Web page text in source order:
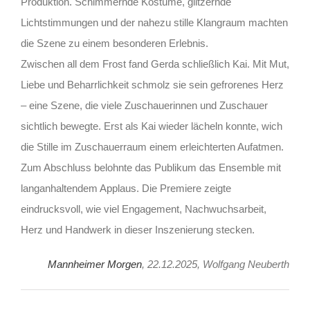
Lichtstimmungen und der nahezu stille Klangraum machten
die Szene zu einem besonderen Erlebnis.
Zwischen all dem Frost fand Gerda schließlich Kai. Mit Mut,
Liebe und Beharrlichkeit schmolz sie sein gefrorenes Herz
– eine Szene, die viele Zuschauerinnen und Zuschauer
sichtlich bewegte. Erst als Kai wieder lächeln konnte, wich
die Stille im Zuschauerraum einem erleichterten Aufatmen.
Zum Abschluss belohnte das Publikum das Ensemble mit
langanhaltendem Applaus. Die Premiere zeigte
eindrucksvoll, wie viel Engagement, Nachwuchsarbeit,
Herz und Handwerk in dieser Inszenierung stecken.
Mannheimer Morgen, 22.12.2025, Wolfgang Neuberth